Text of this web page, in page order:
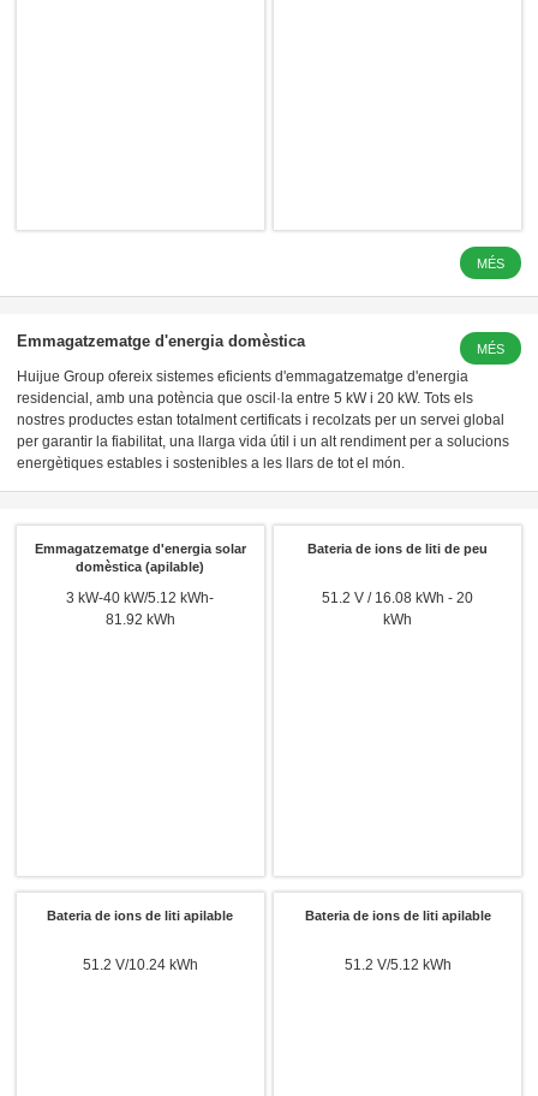
LFP 3.2 V
MÉS
Emmagatzematge d'energia domèstica MÉS
Huijue Group ofereix sistemes eficients d'emmagatzematge d'energia
residencial, amb una potència que oscil·la entre 5 kW i 20 kW. Tots els
nostres productes estan totalment certificats i recolzats per un servei global
per garantir la fiabilitat, una llarga vida útil i un alt rendiment per a solucions
energètiques estables i sostenibles a les llars de tot el món.
Emmagatzematge d'energia solar
domèstica (apilable)
3 kW-40 kW/5.12 kWh-
81.92 kWh
Bateria de ions de liti de peu
51.2 V / 16.08 kWh - 20
kWh
Bateria de ions de liti apilable
51.2 V/10.24 kWh
Bateria de ions de liti apilable
51.2 V/5.12 kWh